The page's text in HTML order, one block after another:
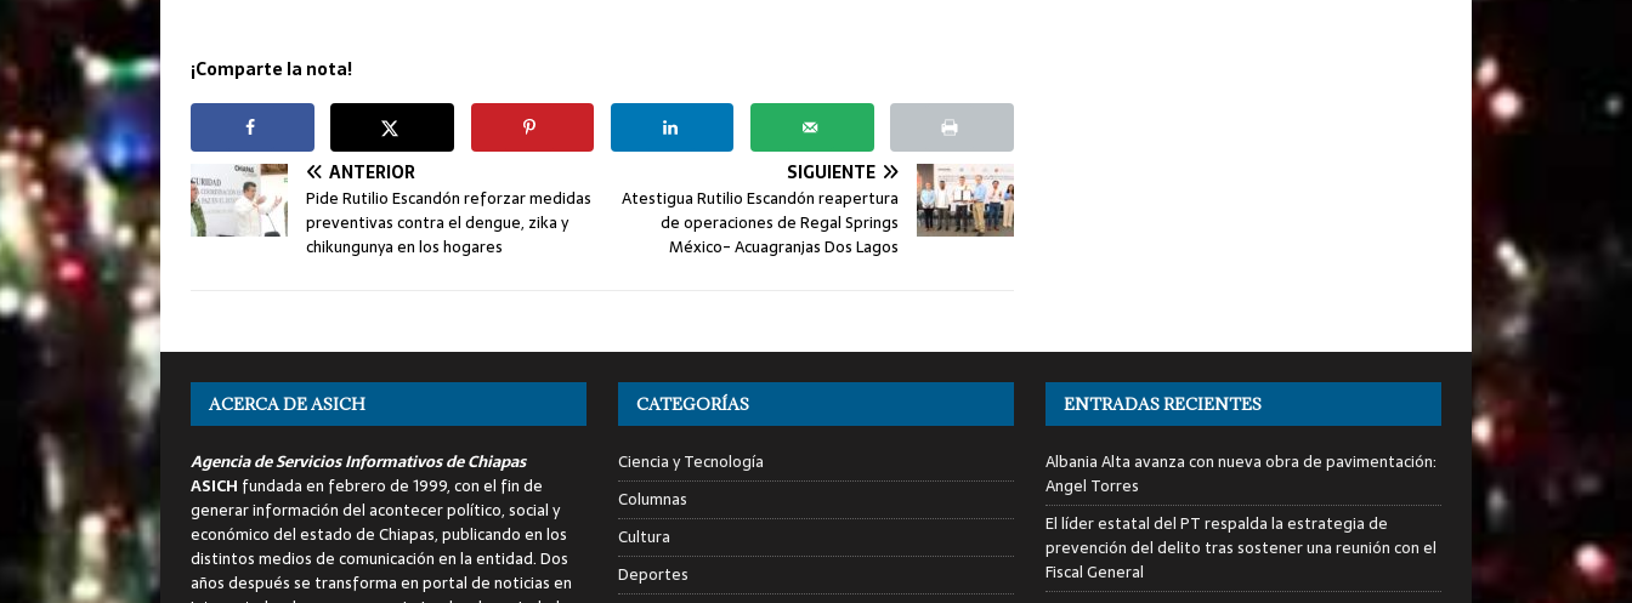
¡Comparte la nota!
ANTERIOR
Pide Rutilio Escandón reforzar medidas
preventivas contra el dengue, zika y
chikungunya en los hogares
SIGUIENTE
Atestigua Rutilio Escandón reapertura
de operaciones de Regal Springs
México- Acuagranjas Dos Lagos
ACERCA DE ASICH
Agencia de Servicios Informativos de Chiapas
ASICH fundada en febrero de 1999, con el fin de
generar información del acontecer político, social y
económico del estado de Chiapas, publicando en los
distintos medios de comunicación en la entidad. Dos
años después se transforma en portal de noticias en
CATEGORÍAS
Ciencia y Tecnología
Columnas
Cultura
Deportes
ENTRADAS RECIENTES
Albania Alta avanza con nueva obra de pavimentación:
Angel Torres
El líder estatal del PT respalda la estrategia de
prevención del delito tras sostener una reunión con el
Fiscal General